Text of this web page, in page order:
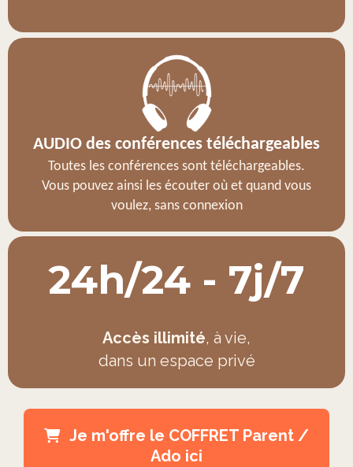
AUDIO des conférences téléchargeables
Toutes les conférences sont téléchargeables.
Vous pouvez ainsi les écouter où et quand vous
voulez, sans connexion
24h/24 - 7j/7
Accès illimité, à vie,
dans un espace privé
Je m'offre le COFFRET Parent /
Ado ici